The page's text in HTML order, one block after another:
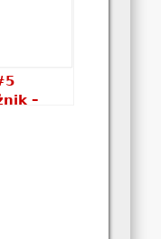
–